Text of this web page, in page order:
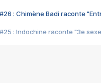
#26 : Chimène Badi raconte
#25 : Indochine raconte "3e